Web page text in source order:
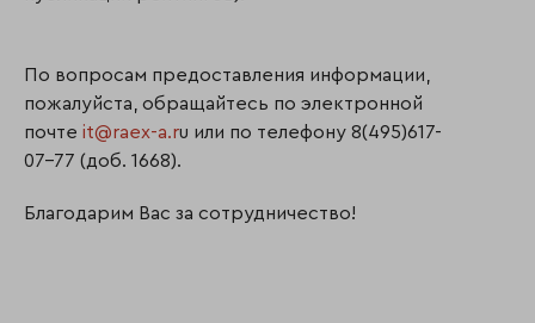
По вопросам предоставления информации,
пожалуйста, обращайтесь по электронной
почте it@raex-a.ru или по телефону 8(495)617-
07-77 (доб. 1668).
Благодарим Вас за сотрудничество!